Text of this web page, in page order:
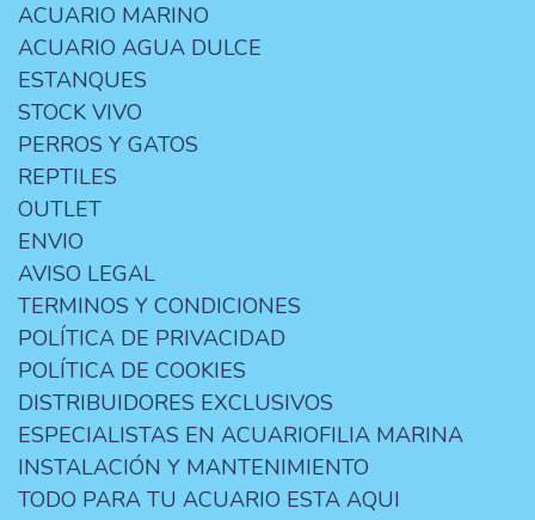
ACUARIO MARINO
ACUARIO AGUA DULCE
ESTANQUES
STOCK VIVO
PERROS Y GATOS
REPTILES
OUTLET
ENVIO
AVISO LEGAL
TERMINOS Y CONDICIONES
POLÍTICA DE PRIVACIDAD
POLÍTICA DE COOKIES
DISTRIBUIDORES EXCLUSIVOS
ESPECIALISTAS EN ACUARIOFILIA MARINA
INSTALACIÓN Y MANTENIMIENTO
TODO PARA TU ACUARIO ESTA AQUI